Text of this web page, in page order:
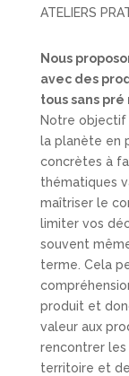
ATELIERS
Nous
avec des
tous sans pré
Notre objectif
la planète en
concrètes à
thématiques
maîtriser le
limiter vos
souvent
terme. Cela
produit et
valeur aux
rencontrer
territoire et